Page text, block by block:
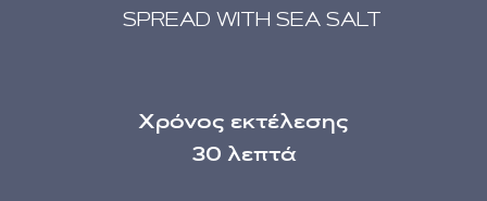
SPREAD WITH SEA SALT
Χρόνος εκτέλεσης
30 λεπτά